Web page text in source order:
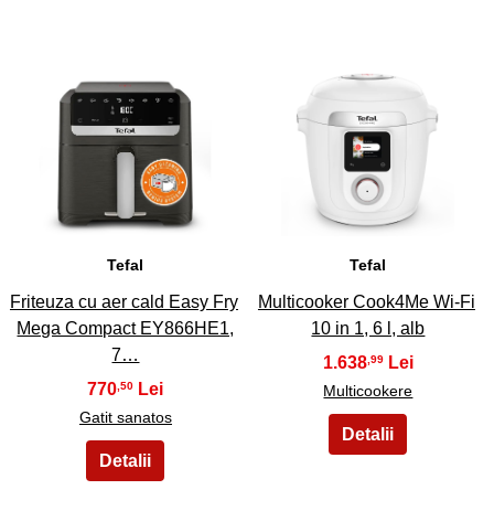
Tefal
Friteuza cu aer cald Easy Fry
Mega Compact EY866HE1,
7…
770,50
Gatit sanatos
Tefal
Multicooker Cook4Me Wi-Fi
10 in 1, 6 l, alb
1.638,99
Multicookere